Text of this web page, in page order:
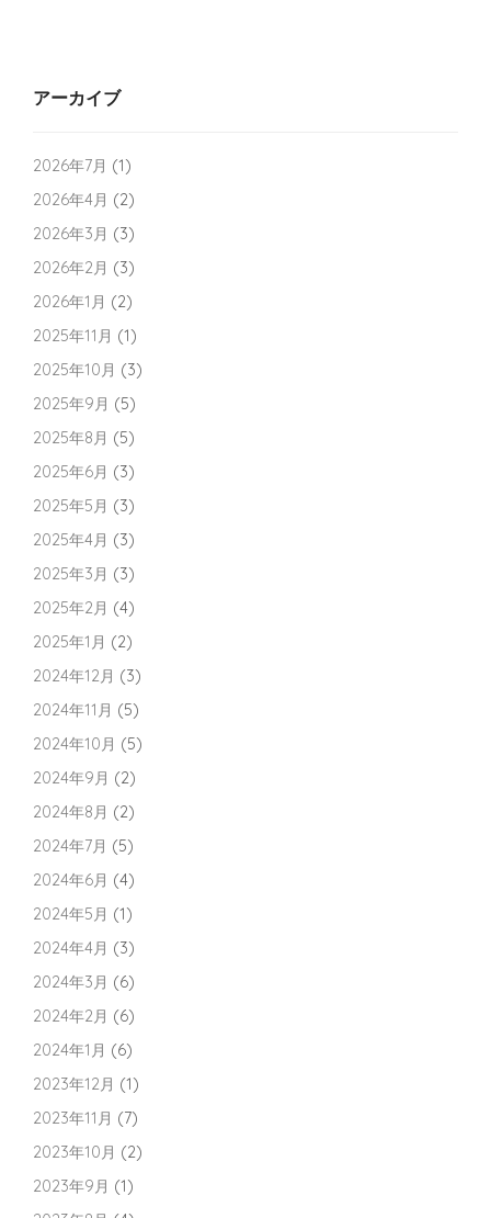
アーカイブ
2026年7月 (1)
2026年4月 (2)
2026年3月 (3)
2026年2月 (3)
2026年1月 (2)
2025年11月 (1)
2025年10月 (3)
2025年9月 (5)
2025年8月 (5)
2025年6月 (3)
2025年5月 (3)
2025年4月 (3)
2025年3月 (3)
2025年2月 (4)
2025年1月 (2)
2024年12月 (3)
2024年11月 (5)
2024年10月 (5)
2024年9月 (2)
2024年8月 (2)
2024年7月 (5)
2024年6月 (4)
2024年5月 (1)
2024年4月 (3)
2024年3月 (6)
2024年2月 (6)
2024年1月 (6)
2023年12月 (1)
2023年11月 (7)
2023年10月 (2)
2023年9月 (1)